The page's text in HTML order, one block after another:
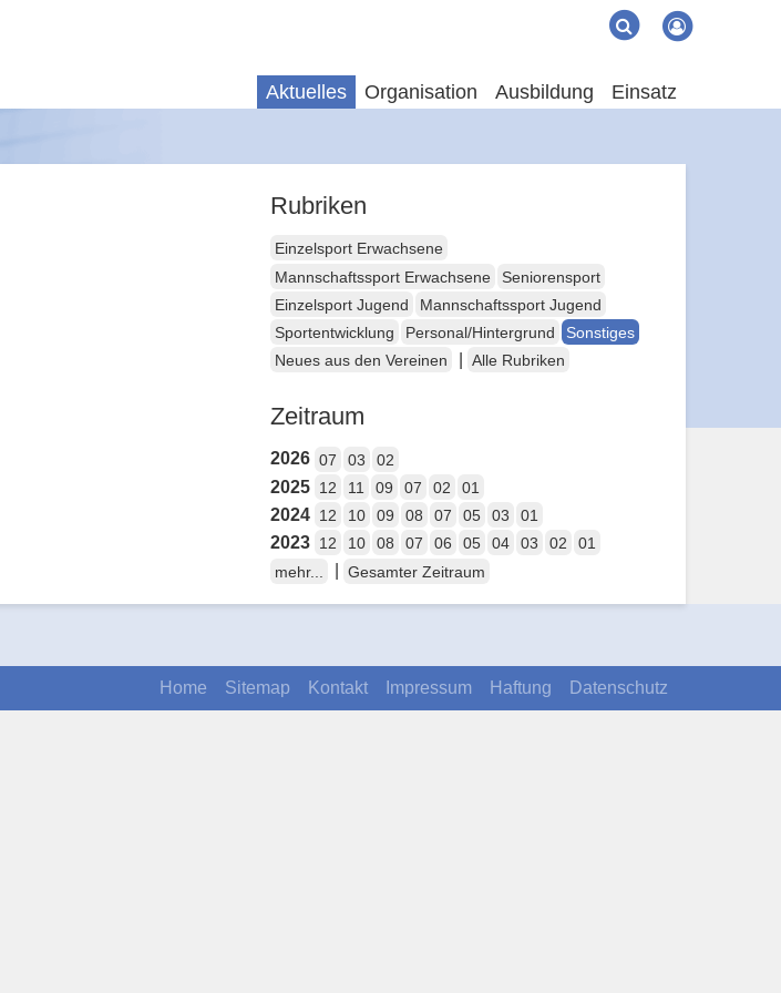
Suche Suchen
Aktuelles Organisation Ausbildung Einsatz
Rubriken
Einzelsport Erwachsene
Mannschaftssport Erwachsene
Seniorensport
Einzelsport Jugend
Mannschaftssport Jugend
Sportentwicklung
Personal/Hintergrund
Sonstiges
Neues aus den Vereinen
Alle Rubriken
Zeitraum
2026 07 03 02
2025 12 11 09 07 02 01
2024 12 10 09 08 07 05 03 01
2023 12 10 08 07 06 05 04 03 02
01
mehr...
Gesamter Zeitraum
Home Sitemap Kontakt Impressum Haftung Datenschutz